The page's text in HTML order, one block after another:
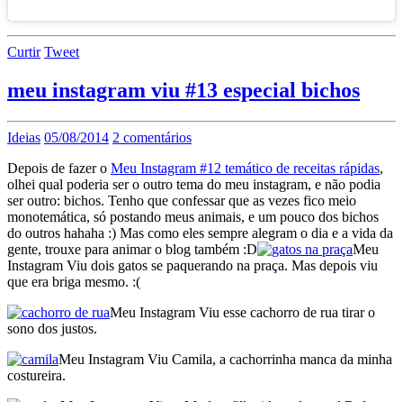
Curtir Tweet
meu instagram viu #13 especial bichos
Ideias 05/08/2014 2 comentários
Depois de fazer o Meu Instagram #12 temático de receitas rápidas,
olhei qual poderia ser o outro tema do meu instagram, e não podia
ser outro: bichos. Tenho que confessar que as vezes fico meio
monotemática, só postando meus animais, e um pouco dos bichos
do outros hahaha :) Mas como eles sempre alegram o dia e a vida da
gente, trouxe para animar o blog também :D
Meu
Instagram Viu dois gatos se paquerando na praça. Mas depois viu
que era briga mesmo. :(
Meu Instagram Viu esse cachorro de rua tirar o
sono dos justos.
Meu Instagram Viu Camila, a cachorrinha manca da minha
costureira.